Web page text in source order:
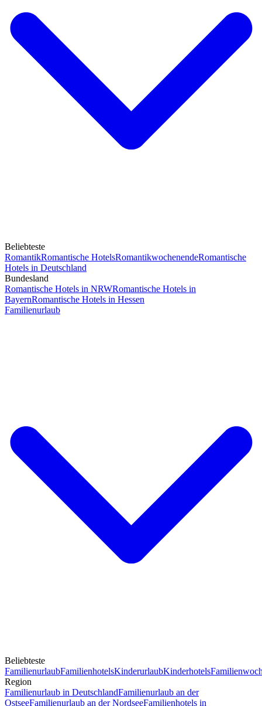
Beliebteste
RomantikRomantische HotelsRomantikwochenendeRomantische
Hotels in Deutschland
Bundesland
Romantische Hotels in NRWRomantische Hotels in
BayernRomantische Hotels in Hessen
Familienurlaub
Beliebteste
FamilienurlaubFamilienhotelsKinderurlaubKinderhotels
Region
Familienurlaub in DeutschlandFamilienurlaub an der
OstseeFamilienurlaub an der NordseeFamilienhotels in